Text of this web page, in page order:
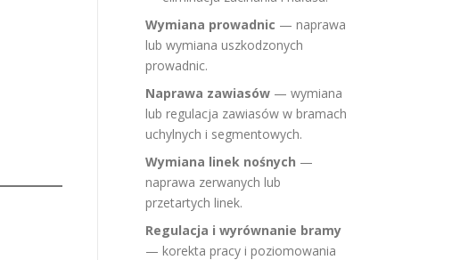
Wymiana prowadnic — naprawa
lub wymiana uszkodzonych
prowadnic.
Naprawa zawiasów — wymiana
lub regulacja zawiasów w bramach
uchylnych i segmentowych.
Wymiana linek nośnych —
naprawa zerwanych lub
przetartych linek.
Regulacja i wyrównanie bramy
— korekta pracy i poziomowania